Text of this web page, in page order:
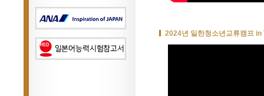
2024년 일한청소년교류캠프